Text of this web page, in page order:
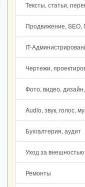
Тексты, статьи,
Продвижение, SEO,
IT-
Чертежи,
Фото, видео,
Audio, звук, голос,
Бухгалтерия, аудит
Уход за
Ремонты